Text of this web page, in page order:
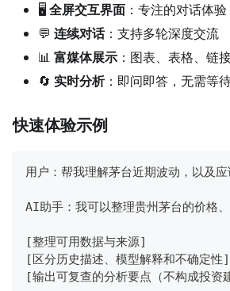
🖥️ 全屏交互界面 ：专注的对话体验
💬 连续对话：支持多轮深度交流
📊 富媒体展示 ：图表、表格、链
🔄 实时分析：即问即答，无需等
快速体验示例
用户：帮我理解茅台近期波动，以及
AI助手：我可以整理贵州茅台的价格
[整理可用数据与来源]
[区分历史描述、模型解释和不确定性]
[输出可复查的分析要点（不构成投资